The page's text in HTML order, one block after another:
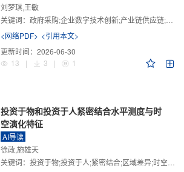
刘梦琪,王敏
关键词： 政府采购;企业数字技术创新;产业链供应链;产业链供应链韧性;需求侧财政政策
<网络PDF> <引用本文>
更新时间： 2026-06-30
13
| 3 | 1
投资于物和投资于人紧密结合水平测度与时
空演化特征
AI导读
徐政,施雄天
关键词： 投资于物;投资于人;紧密结合;区域差异;时空演化